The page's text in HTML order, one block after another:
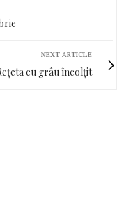
NEXT ARTICLE
cu grâu încolțit